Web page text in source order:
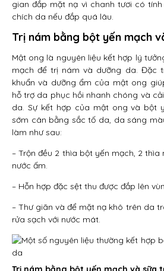
gian đắp mặt nạ vì chanh tươi có
chích da nếu đắp quá lâu.
Trị nám bằng bột yến mạch
Mật ong là nguyên liệu kết hợp lý
mạch để trị nám và dưỡng da. Đặc
khuẩn và dưỡng ẩm của mật ong
hỗ trợ da phục hồi nhanh chóng và
da. Sự kết hợp của mật ong và bột
sớm cân bằng sắc tố da, da sáng
làm như sau:
– Trộn đều 2 thìa bột yến mạch, 2
nước ấm.
– Hỗn hợp đặc sệt thu được đắp lên
– Thư giãn và để mặt nạ khô trên da
rửa sạch với nước mát.